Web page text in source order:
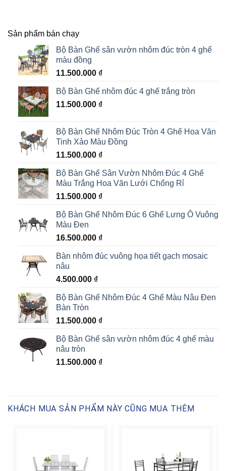
Sản phẩm bán chạy
Bộ Bàn Ghế sân vườn nhôm đúc tròn 4 ghế
màu đồng
11.500.000 ₫
Bộ Bàn Ghế nhôm đúc 4 ghế trắng tròn
11.500.000 ₫
Bộ Bàn Ghế Nhôm Đúc Tròn 4 Ghế Hoa Văn
Tinh Xảo Màu Đồng
11.500.000 ₫
Bộ Bàn Ghế Sân Vườn Nhôm Đúc 4 Ghế
Màu Trắng Hoa Văn Lưới Chống Rỉ
11.500.000 ₫
Bộ Bàn Ghế Nhôm Đúc 6 Ghế Lưng Ô Vuông
Màu Đen
16.500.000 ₫
Bàn nhôm đúc vuông họa tiết gạch mosaic
nâu
4.500.000 ₫
Bộ Bàn Ghế Nhôm Đúc 4 Ghế Màu Nâu Đen
Bàn Tròn
11.500.000 ₫
Bộ Bàn Ghế sân vườn nhôm đúc 4 ghế màu
nâu tròn
11.500.000 ₫
KHÁCH MUA SẢN PHẨM NÀY CŨNG MUA THÊM